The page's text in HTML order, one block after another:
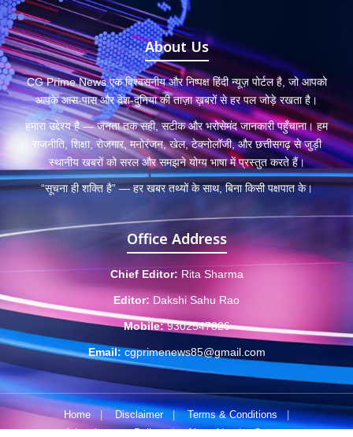
About Us
CG Prime News एक विश्वसनीय और निष्पक्ष हिंदी न्यूज़ पोर्टल है, जो आपको
आपके आस-पास और देश-दुनिया की ताज़ा ख़बरों से हर पल जोड़े रखता है।
हमारा उद्देश्य है — जनता तक सही, सटीक और भरोसेमंद जानकारी पहुँचाना। हम
राजनीति, शिक्षा, रोजगार, मनोरंजन, खेल, टेक्नोलॉजी, और छत्तीसगढ़ से जुड़ी
स्थानीय खबरों को सरल और समझने योग्य भाषा में प्रस्तुत करते हैं।
“सूचना ही शक्ति है” — हर खबर तथ्यों के साथ, बिना किसी पक्षपात के।
Office Address
Chief Editor: Rita Sharma
Editor: Dakshi Sahu Rao
Mobile: 9302547826
Email: cgprimenews85@gmail.com
Home Disclaimer Terms & Conditions
|
Advertisement Policy
| About Us | Contact